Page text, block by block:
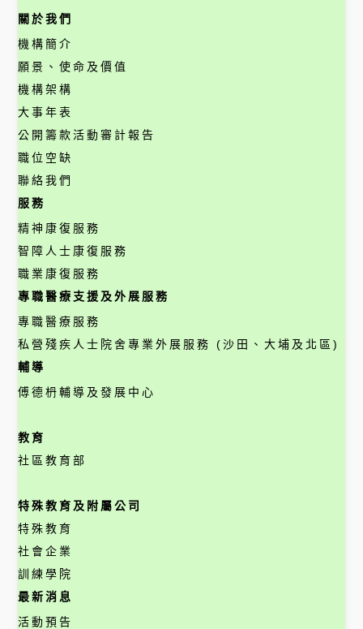
關於我們
機構簡介
願景、使命及價值
機構架構
大事年表
公開籌款活動審計報告
職位空缺
聯絡我們
服務
精神康復服務
智障人士康復服務
職業康復服務
專職醫療支援及外展服務
專職醫療服務
私營殘疾人士院舍專業外展服務 (沙田、大埔及北區)
輔導
傅德枬輔導及發展中心
教育
社區教育部
特殊教育及附屬公司
特殊教育
社會企業
訓練學院
最新消息
活動預告